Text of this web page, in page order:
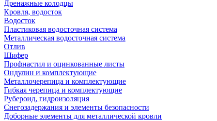
Дренажные колодцы
Кровля, водосток
Водосток
Пластиковая водосточная система
Металлическая водосточная система
Отлив
Шифер
Профнастил и оцинкованные листы
Ондулин и комплектующие
Металлочерепица и комплектующие
Гибкая черепица и комплектующие
Рубероид, гидроизоляция
Снегозадержания и элементы безопасности
Доборные элементы для металлической кровли